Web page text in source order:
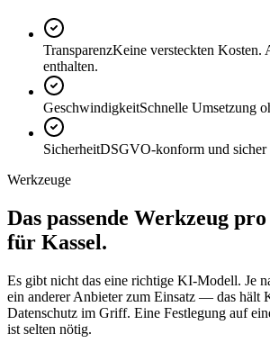
TransparenzKeine versteckten Kosten.
enthalten.
GeschwindigkeitSchnelle Umsetzung
SicherheitDSGVO-konform und sicher
Werkzeuge
Das passende Werkzeug
für Kassel.
Es gibt nicht das eine richtige KI-Modell. Je
ein anderer Anbieter zum Einsatz — das hält
Datenschutz im Griff. Eine Festlegung auf
ist selten nötig.